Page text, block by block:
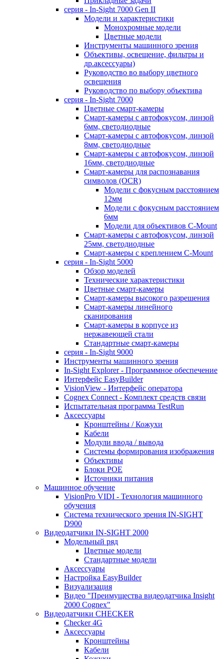
cерия - In-Sight 7000 Gen II
Модели и характеристики
Монохромные модели
Цветные модели
Инструменты машинного зрения
Объективы, освещение, фильтры и
др.аксессуары)
Руководство во выбору цветного
освещения
Руководство по выбору объектива
серия - In-Sight 7000
Цветные смарт-камеры
Смарт-камеры с автофокусом, линзой
6мм, светодиодные
Смарт-камеры с автофокусом, линзой
8мм, светодиодные
Смарт-камеры с автофокусом, линзой
16мм, светодиодные
Смарт-камеры для распознавания
символов (OCR)
Модели с фокусным расстоянием
12мм
Модели с фокусным расстоянием
6мм
Модели для объективов C-Mount
Смарт-камеры с автофокусом, линзой
25мм, светодиодные
Смарт-камеры с креплением C-Mount
серия - In-Sight 5000
Обзор моделей
Технические характеристики
Цветные смарт-камеры
Смарт-камеры высокого разрешения
Смарт-камеры линейного
сканирования
Смарт-камеры в корпусе из
нержавеющей стали
Стандартные смарт-камеры
серия - In-Sight 9000
Инструменты машинного зрения
In-Sight Explorer - Программное обеспечение
Интерфейс EasyBuilder
VisionView - Интерфейс оператора
Cognex Connect - Комплект средств связи
Испытательная программа TestRun
Аксессуары
Кронштейны / Кожухи
Кабели
Модули ввода / вывода
Системы формирования изображения
Объективы
Блоки POE
Источники питания
Машинное обучение
VisionPro VIDI - Технология машинного
обучения
Cистема технического зрения IN-SIGHT
D900
Видеодатчики IN-SIGHT 2000
Модельный ряд
Цветные модели
Стандартные модели
Аксессуары
Настройка EasyBuilder
Визуализация
Видео "Преимущества видеодатчика Insight
2000 Cognex"
Видеодатчики CHECKER
Checker 4G
Аксессуары
Кронштейны
Кабели